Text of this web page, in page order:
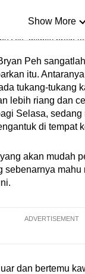
Sudoku
mighty brain
Crossword
grid, big challenge
Search
Show More
Peh
itu.
tukang-tukang
lebih riang dan
Selasa, sedang
di tempat
akan mudah
sebenarnya mahu
ADVERTISEMENT
dan bertemu